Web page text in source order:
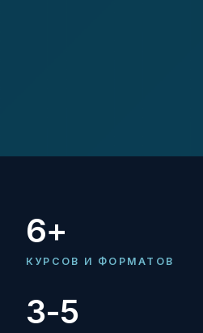
6+
КУРСОВ И ФОРМАТОВ
3-5